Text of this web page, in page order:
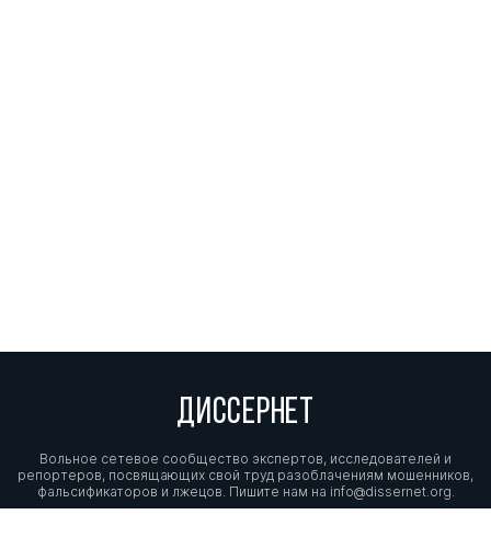
ДИССЕРНЕТ
Вольное сетевое сообщество экспертов, исследователей и
репортеров, посвящающих свой труд разоблачениям мошенников,
фальсификаторов и лжецов. Пишите нам на info@dissernet.org.